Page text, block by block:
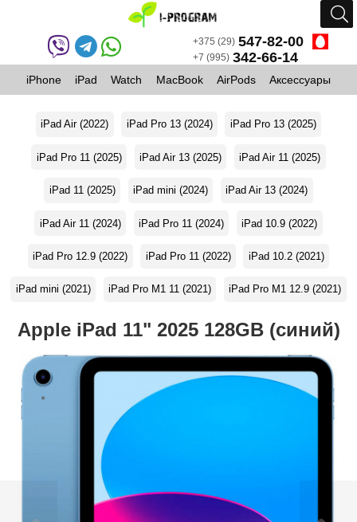
+375 (29) 547-82-00
+7 (995) 342-66-14
iPhone iPad Watch MacBook AirPods Аксессуары
iPad Air (2022) iPad Pro 13 (2024) iPad Pro 13 (2025)
iPad Pro 11 (2025) iPad Air 13 (2025) iPad Air 11 (2025)
iPad 11 (2025) iPad mini (2024) iPad Air 13 (2024)
iPad Air 11 (2024) iPad Pro 11 (2024) iPad 10.9 (2022)
iPad Pro 12.9 (2022) iPad Pro 11 (2022) iPad 10.2 (2021)
iPad mini (2021) iPad Pro M1 11 (2021) iPad Pro M1 12.9 (2021)
Apple iPad 11" 2025 128GB (синий)